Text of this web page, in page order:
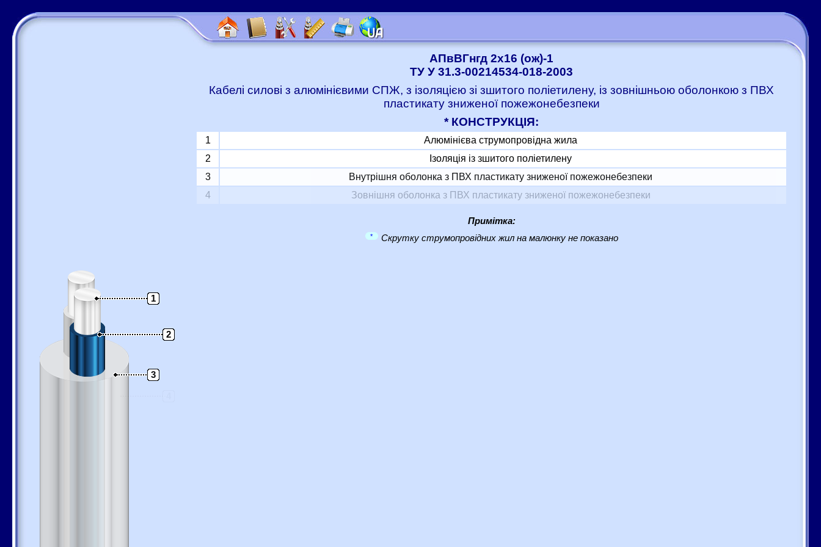
1
2
3
АПвВГнгд 2x16 (ож)-1
ТУ У 31.3-00214534-018-2003
Кабелі силові з алюмінієвими СПЖ, з ізоляцією зі зшитого поліетилену, із зовнішньою оболонкою з ПВХ
пластикату зниженої пожежонебезпеки
* КОНСТРУКЦІЯ:
1
Алюмінієва струмопровідна жила
2
Ізоляція із зшитого поліетилену
3
Внутрішня оболонка з ПВХ пластикату зниженої пожежонебезпеки
4
Зовнішня оболонка з ПВХ пластикату зниженої пожежонебезпеки
Примітка:
* Скрутку струмопровідних жил на малюнку не показано